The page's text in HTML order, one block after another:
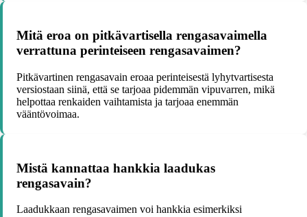
Mitä eroa on pitkävartisella rengasavaimella
verrattuna perinteiseen rengasavaimen?
Pitkävartinen rengasavain eroaa perinteisestä lyhytvartisesta
versiostaan siinä, että se tarjoaa pidemmän vipuvarren, mikä
helpottaa renkaiden vaihtamista ja tarjoaa enemmän
vääntövoimaa.
Mistä kannattaa hankkia laadukas
rengasavain?
Laadukkaan rengasavaimen voi hankkia esimerkiksi